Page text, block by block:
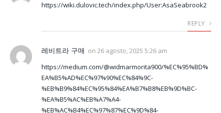
https://wiki.dulovic.tech/index.php/User:AsaSeabrook2
REPLY
레비트라 구매 on 26 agosto, 2025 5:26 am
https://medium.com/@widmarmorita900/%EC%95%BD%
EA%B5%AD%EC%97%90%EC%84%9C-
%EB%B9%84%EC%95%84%EA%B7%B8%EB%9D%BC-
%EA%B5%AC%EB%A7%A4-
%EB%AC%B4%EC%97%87%EC%9D%84-